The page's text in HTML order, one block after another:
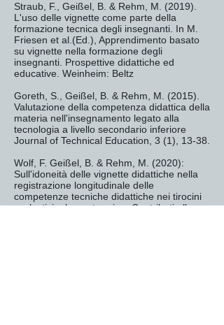
Straub, F., Geißel, B. & Rehm, M. (2019).
L'uso delle vignette come parte della
formazione tecnica degli insegnanti. In M.
Friesen et al.(Ed.), Apprendimento basato
su vignette nella formazione degli
insegnanti. Prospettive didattiche ed
educative. Weinheim: Beltz
Goreth, S., Geißel, B. & Rehm, M. (2015).
Valutazione della competenza didattica della
materia nell'insegnamento legato alla
tecnologia a livello secondario inferiore
Journal of Technical Education, 3 (1), 13-38.
Wolf, F. Geißel, B. & Rehm, M. (2020):
Sull'idoneità delle vignette didattiche nella
registrazione longitudinale delle
competenze tecniche didattiche nei tirocini
scolastici a lungo termine. Contributi alla